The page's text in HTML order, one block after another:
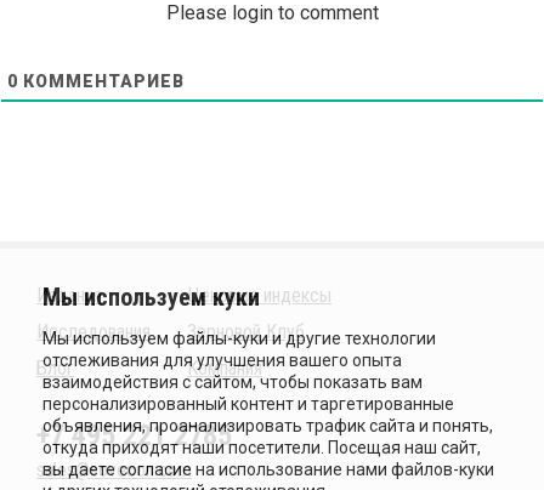
Please login to comment
0 КОММЕНТАРИЕВ
Издания
Исследования
Блог
Ценовые индексы
Зерновой Клуб
Компания
+7 495 221 2785
sales@sovecon.com